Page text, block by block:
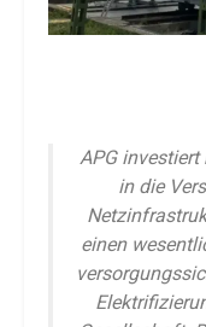
APG
in die
einen